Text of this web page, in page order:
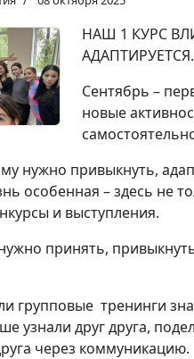
НАШ 1 КУРС
АДАПТИРУЕТСЯ.
Сентябрь –
новые
нужно привыкнуть,
особенная – здесь не
и выступления.
принять,
групповые тренинги
узнали друг друга,
через коммуникацию.